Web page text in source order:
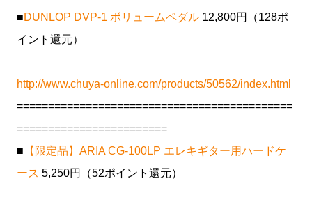
■DUNLOP DVP-1 ボリュームペダル 12,800円（128ポ
イント還元）
http://www.chuya-online.com/products/50562/index.html
============================================
========================
■ 【限定品】ARIA CG-100LP エレキギター用ハードケ
ース 5,250円（52ポイント還元）